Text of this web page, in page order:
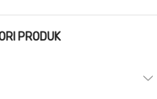
PRODUK